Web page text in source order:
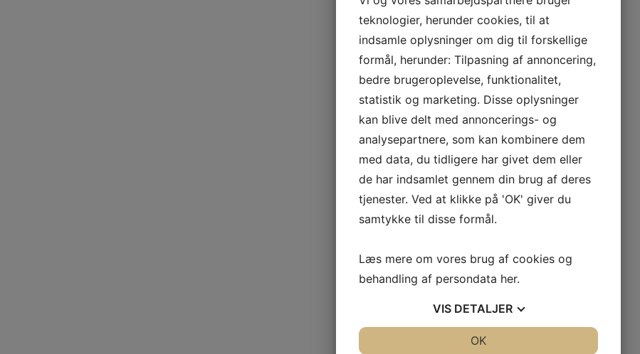
teknologier, herunder cookies, til at
indsamle oplysninger om dig til forskellige
formål, herunder: Tilpasning af annoncering,
bedre brugeroplevelse, funktionalitet,
statistik og marketing. Disse oplysninger
kan blive delt med annoncerings- og
analysepartnere, som kan kombinere dem
med data, du tidligere har givet dem eller
de har indsamlet gennem din brug af deres
tjenester. Ved at klikke på 'OK' giver du
samtykke til disse formål.
Læs mere om vores brug af cookies og
behandling af persondata her.
VIS DETALJER
OK